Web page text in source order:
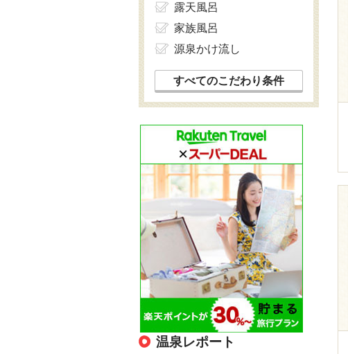
露天風呂
家族風呂
源泉かけ流し
すべてのこだわり条件
温泉レポート